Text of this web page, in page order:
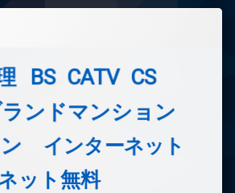
BS CATV CS
ランドマンション
インターネット
ット無料